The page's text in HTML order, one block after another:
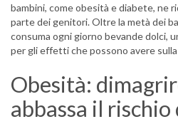
bambini, come obesità e diabete, ne
parte dei genitori. Oltre la metà dei
consuma ogni giorno bevande dolci,
per gli effetti che possono avere
Obesità:
abbassa il